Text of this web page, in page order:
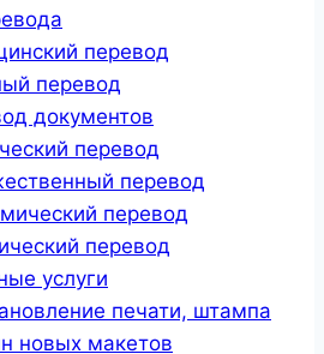
перевод
перевод
документов
перевод
перевод
перевод
перевод
услуги
печати, штампа
новых макетов